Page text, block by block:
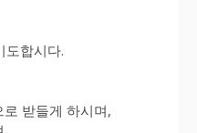
도합시다.
받들게 하시며,